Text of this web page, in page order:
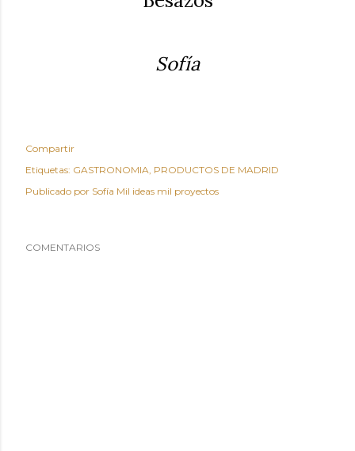
Sofía
Compartir
Etiquetas: GASTRONOMIA PRODUCTOS DE MADRID
Publicado por Sofía Mil ideas mil proyectos
COMENTARIOS